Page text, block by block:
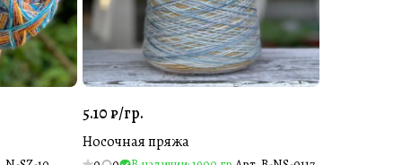
5.10 ₽/гр.
Носочная пряжа